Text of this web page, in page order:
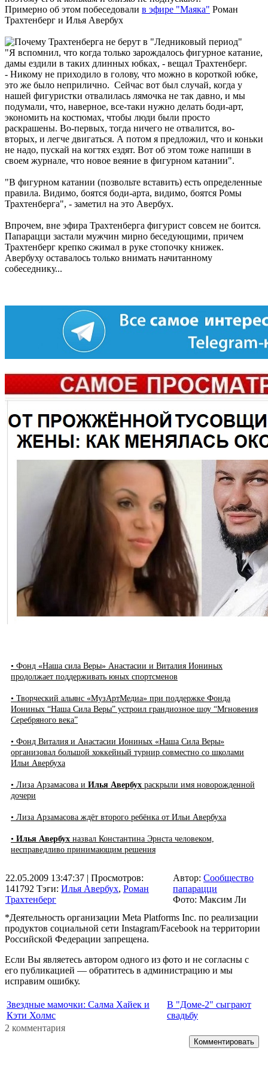
Примерно об этом побеседовали в эфире "Маяка" Роман
Трахтенберг и Илья Авербух
"Я вспомнил, что когда только зарождалось фигурное катание,
дамы ездили в таких длинных юбках, - вещал Трахтенберг.
- Никому не приходило в голову, что можно в короткой юбке,
это же было неприлично. Сейчас вот был случай, когда у
нашей фигуристки отвалилась лямочка не так давно, и мы
подумали, что, наверное, все-таки нужно делать боди-арт,
экономить на костюмах, чтобы люди были просто
раскрашены. Во-первых, тогда ничего не отвалится, во-
вторых, и легче двигаться. А потом я предложил, что и коньки
не надо, пускай на когтях ездят. Вот об этом тоже напиши в
своем журнале, что новое веяние в фигурном катании".
"В фигурном катании (позвольте вставить) есть определенные
правила. Видимо, боятся боди-арта, видимо, боятся Ромы
Трахтенберга", - заметил на это Авербух.
Впрочем, вне эфира Трахтенберга фигурист совсем не боится.
Папарацци застали мужчин мирно беседующими, причем
Трахтенберг крепко сжимал в руке стопочку книжек.
Авербуху оставалось только внимать начитанному
собеседнику...
• Фонд «Наша сила Веры» Анастасии и Виталия Иониных
продолжает поддерживать юных спортсменов
• Творческий альянс «МузАртМедиа» при поддержке Фонда
Иониных “Наша Сила Веры” устроил грандиозное шоу “Мгновения
Серебряного века”
• Фонд Виталия и Анастасии Иониных «Наша Сила Веры»
организовал большой хоккейный турнир совместно со школами
Ильи Авербуха
• Лиза Арзамасова и Илья Авербух раскрыли имя новорожденной
дочери
• Лиза Арзамасова ждёт второго ребёнка от Ильи Авербуха
• Илья Авербух назвал Константина Эрнста человеком,
несправедливо принимающим решения
22.05.2009 13:47:37 | Просмотров:
141792 Тэги: Илья Авербух, Роман
Трахтенберг
Автор: Сообщество
папарацци
Фото: Максим Ли
*Деятельность организации Meta Platforms Inc. по реализации
продуктов социальной сети Instagram/Facebook на территории
Российской Федерации запрещена.
Если Вы являетесь автором одного из фото и не согласны с
его публикацией — обратитесь в администрацию и мы
исправим ошибку.
Звездные мамочки: Салма Хайек и
Кэти Холмс
В "Доме-2" сыграют
свадьбу
2 комментария
Комментировать